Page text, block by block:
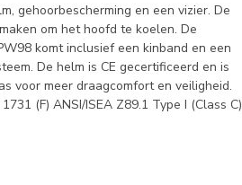
gehoorbescherming en een vizier. De
om het hoofd te koelen. De
komt inclusief een kinband en een
De helm is CE gecertificeerd en is
voor meer draagcomfort en veiligheid.
(F) ANSI/ISEA Z89.1 Type I (Class C)